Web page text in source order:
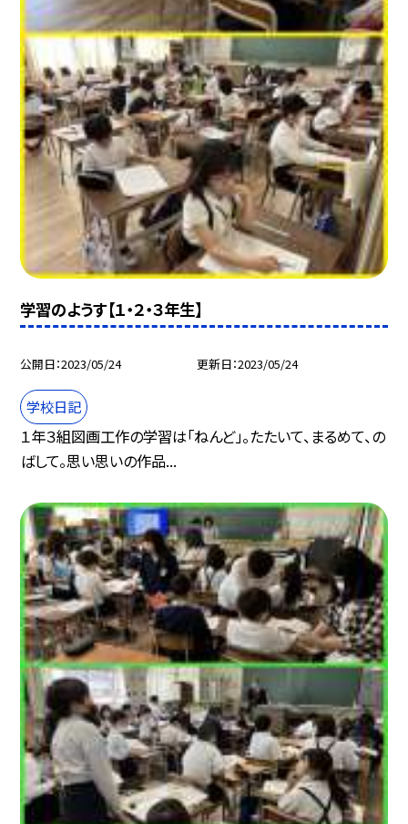
学習のようす【１・２・３年生】
公開日 2023/05/24 更新日 2023/05/24
学校日記
１年３組図画工作の学習は「ねんど」。たたいて、まるめて、の
ばして。思い思いの作品...